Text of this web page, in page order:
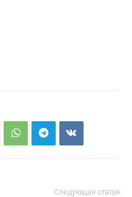
Следующая статья